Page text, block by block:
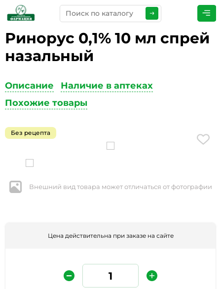
Ринорус 0,1% 10 мл спрей
назальный
Описание
Наличие в аптеках
Похожие товары
Без рецепта
Внешний вид товара может отличаться от фотографии
Цена действительна при заказе на сайте
ПРЕДСТАВЬТЕСЬ *
ТЕЛЕФОН*
ЭЛЕКТРОННАЯ ПОЧТА
КОММЕНТАРИИ*